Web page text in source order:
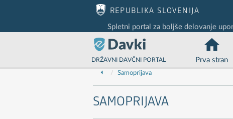
Nadaljuj na vsebino zaprtega portala
REPUBLIKA SLOVENIJA
Spletni portal za boljše delovanje
DRŽAVNI DAVČNI PORTAL Prva stran
Samoprijava
SAMOPRIJAVA